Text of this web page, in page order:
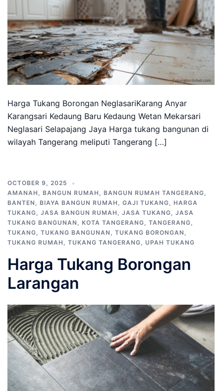
Harga Tukang Borongan NeglasariKarang Anyar
Karangsari Kedaung Baru Kedaung Wetan Mekarsari
Neglasari Selapajang Jaya Harga tukang bangunan di
wilayah Tangerang meliputi Tangerang […]
OCTOBER 9, 2025
AMANAH , BANGUN RUMAH , BANGUN RUMAH TANGERANG,
BANTEN , BIAYA BANGUN RUMAH , GAJI TUKANG, HARGA
TUKANG, JASA BANGUN RUMAH , JASA TUKANG, JASA
TUKANG BANGUNAN , KOTA TANGERANG, TANGERANG,
TUKANG, TUKANG BANGUNAN , TUKANG BORONGAN ,
TUKANG RUMAH , TUKANG TANGERANG, UPAH TUKANG
Harga Tukang Borongan
Larangan